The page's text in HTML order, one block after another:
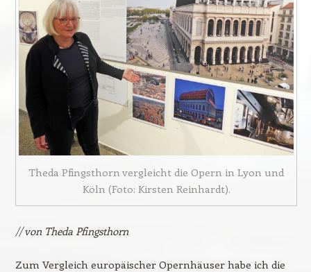
Theda Pfingsthorn vergleicht die Opern in Lyon und
Köln (Foto: Kirsten Reinhardt).
// von Theda Pfingsthorn
Zum Vergleich europäischer Opernhäuser habe ich die